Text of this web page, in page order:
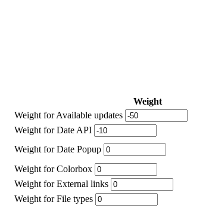
Weight
Weight for Available updates
Weight for Date API
Weight for Date Popup
Weight for Colorbox
Weight for External links
Weight for File types